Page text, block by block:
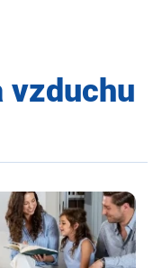
vzduchu